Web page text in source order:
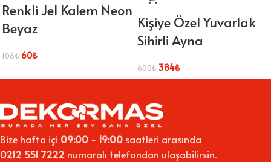
Renkli Jel Kalem Neon
Beyaz
106₺ 60₺
Kişiye Özel Yuvarlak
Sihirli Ayna
600₺384₺
Bize hafta içi 09:00 - 19:00 saatleri arasında
0212 551 7222 numaralı telefondan ulaşabilirsin.